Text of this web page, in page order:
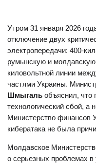
Утром 31 января 2026
отключение двух
электропередачи: 400-
румынскую и
киловольтной линии
частями Украины.
Шмыгаль объяснил, что
технологический сбой, а
Министерство финансов
кибератака не была
Молдавское
о серьезных проблемах в